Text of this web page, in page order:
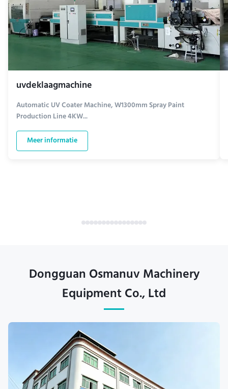
uvdeklaagmachine
Automatic UV Coater Machine, W1300mm Spray Paint
Production Line 4KW...
Meer informatie
Dongguan Osmanuv Machinery
Equipment Co., Ltd